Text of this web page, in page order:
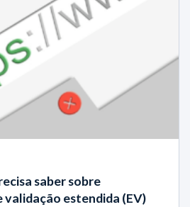
saber sobre
validação estendida (EV)